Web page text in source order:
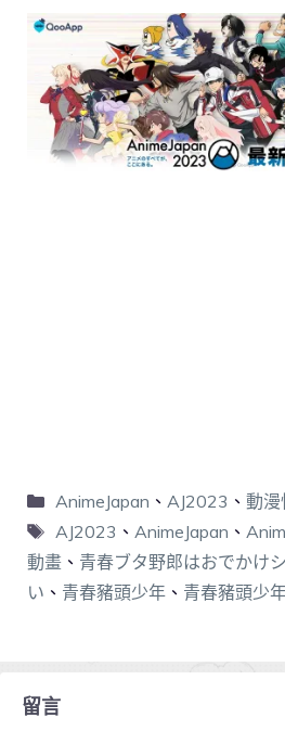
AnimeJapan 、 AJ2023 、 動漫
AJ2023 、 AnimeJapan 、
動畫 、 青春ブタ野郎はおでかけ
い 、 青春豬頭少年 、 青春豬頭少
留言